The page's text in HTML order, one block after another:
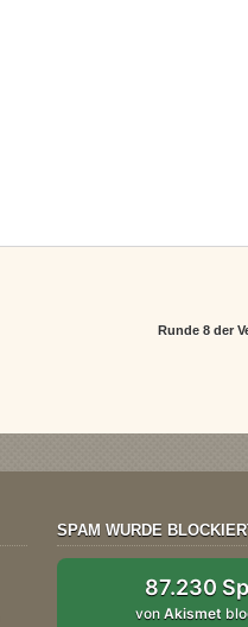
Runde 8 der
SPAM WURDE
87.230
vonAkismet